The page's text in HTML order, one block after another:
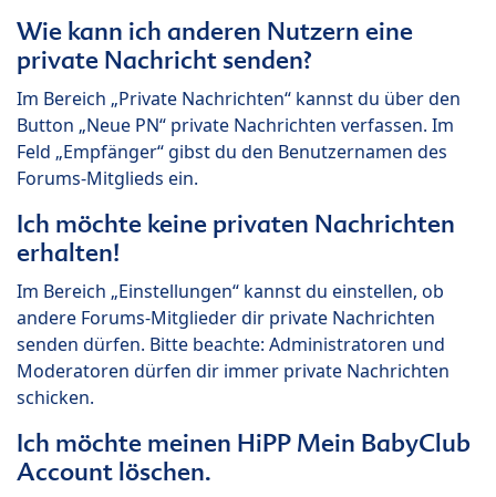
Wie kann ich anderen Nutzern eine
private Nachricht senden?
Im Bereich „Private Nachrichten“ kannst du über den
Button „Neue PN“ private Nachrichten verfassen. Im
Feld „Empfänger“ gibst du den Benutzernamen des
Forums-Mitglieds ein.
Ich möchte keine privaten Nachrichten
erhalten!
Im Bereich „Einstellungen“ kannst du einstellen, ob
andere Forums-Mitglieder dir private Nachrichten
senden dürfen. Bitte beachte: Administratoren und
Moderatoren dürfen dir immer private Nachrichten
schicken.
Ich möchte meinen HiPP Mein BabyClub
Account löschen.